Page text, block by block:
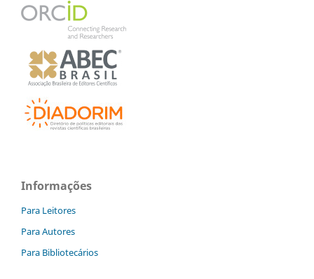
Informações
Para Leitores
Para Autores
Para Bibliotecários